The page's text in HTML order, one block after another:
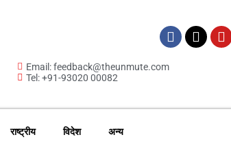
Email: feedback@theunmute.com
Tel: +91-93020 00082
राष्ट्रीय विदेश अन्य